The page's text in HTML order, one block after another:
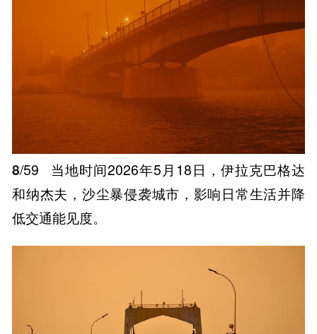
8/59
当地时间2026年5月18日，伊拉克巴格达
和纳杰夫，沙尘暴侵袭城市，影响日常生活并降
低交通能见度。